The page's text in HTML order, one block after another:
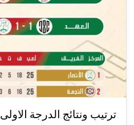
ترتيب ونتائج الدرجة الاولى